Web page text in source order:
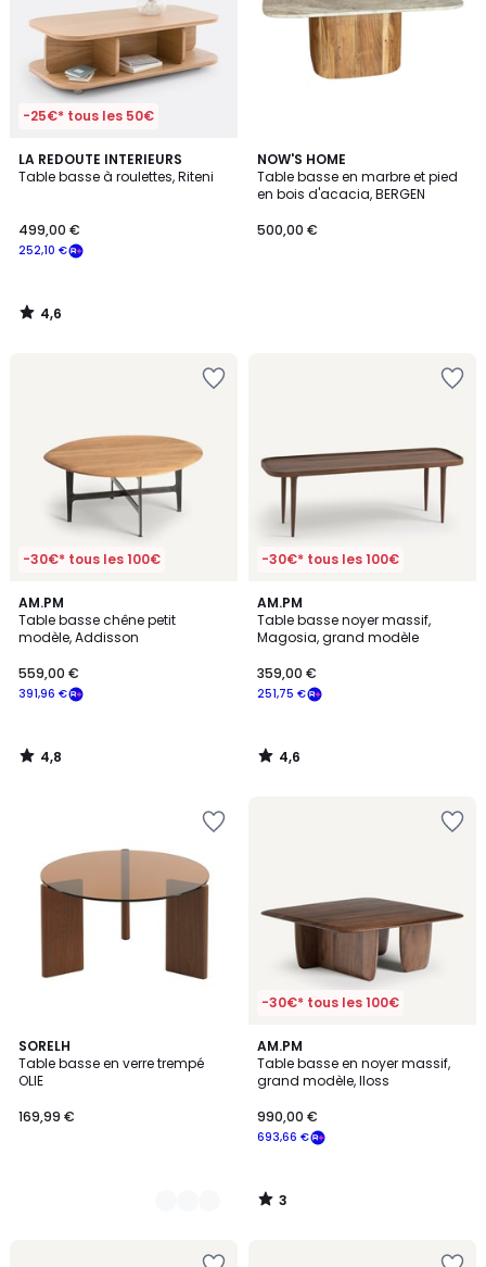
-25€* tous les 50€
LA REDOUTE INTERIEURS
Table basse à roulettes, Riteni
252,10 €
499,00 €
4,6
/ 5
4,6
/
NOW'S HOME
Table basse en marbre et pied
en bois d'acacia, BERGEN
500,00 €
-30€* tous les 100€
AM.PM
Table basse chêne petit
modèle, Addisson
391,96 €
559,00 €
4,8
/ 5
4,8
/
-30€* tous les 100€
AM.PM
Table basse noyer massif,
Magosia, grand modèle
251,75 €
359,00 €
4,6
/ 5
4,6
/
SORELH
Table basse en verre trempé
OLIE
169,99 €
2
Couleurs
-30€* tous les 100€
AM.PM
Table basse en noyer massif,
grand modèle, Iloss
693,66 €
990,00 €
3
/
5
3
/